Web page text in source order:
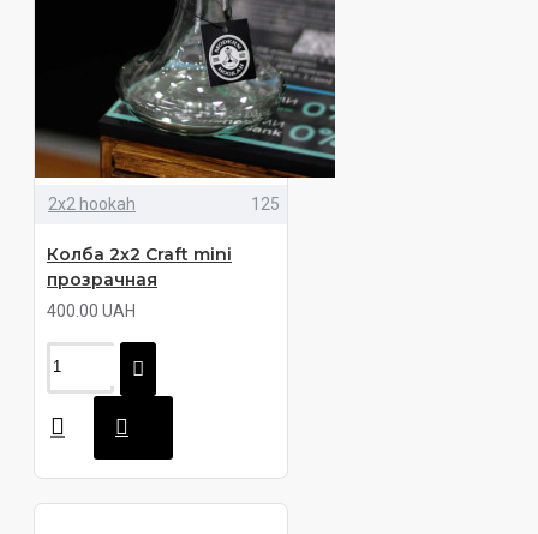
2х2 hookah 125
Колба 2х2 Craft mini
прозрачная
400.00 UAH